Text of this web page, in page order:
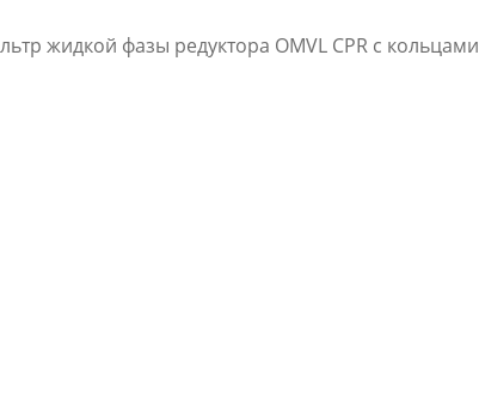
жидкой фазы редуктора OMVL CPR с кольцами